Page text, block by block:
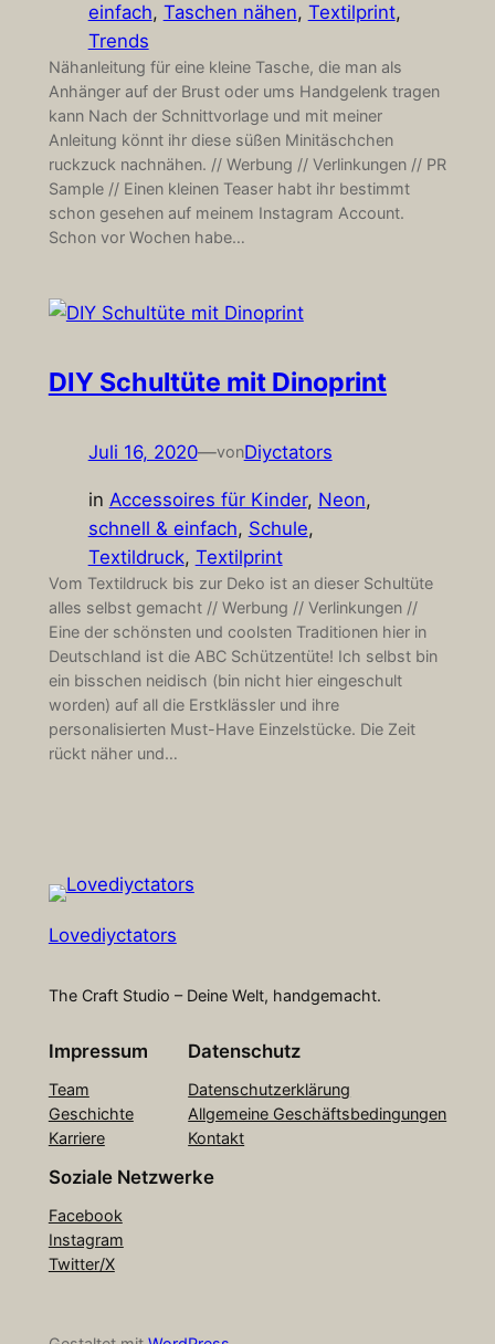
einfach, Taschen nähen, Textilprint
Trends
Nähanleitung für eine kleine Tasche, die man als
Anhänger auf der Brust oder ums Handgelenk tragen
kann Nach der Schnittvorlage und mit meiner
Anleitung könnt ihr diese süßen Minitäschchen
ruckzuck nachnähen. // Werbung // Verlinkungen // PR
Sample // Einen kleinen Teaser habt ihr bestimmt
schon gesehen auf meinem Instagram Account.
Schon vor Wochen habe…
DIY Schultüte mit Dinoprint
Juli 16, 2020—vonDiyctators
in Accessoires für Kinder, Neon
schnell & einfach, Schule
Textildruck, Textilprint
Vom Textildruck bis zur Deko ist an dieser Schultüte
alles selbst gemacht // Werbung // Verlinkungen //
Eine der schönsten und coolsten Traditionen hier in
Deutschland ist die ABC Schützentüte! Ich selbst bin
ein bisschen neidisch (bin nicht hier eingeschult
worden) auf all die Erstklässler und ihre
personalisierten Must-Have Einzelstücke. Die Zeit
rückt näher und…
Lovediyctators
The Craft Studio – Deine Welt, handgemacht.
Impressum
Team
Geschichte
Karriere
Datenschutz
Datenschutzerklärung
Allgemeine Geschäftsbedingungen
Kontakt
Soziale Netzwerke
Facebook
Instagram
Twitter/X